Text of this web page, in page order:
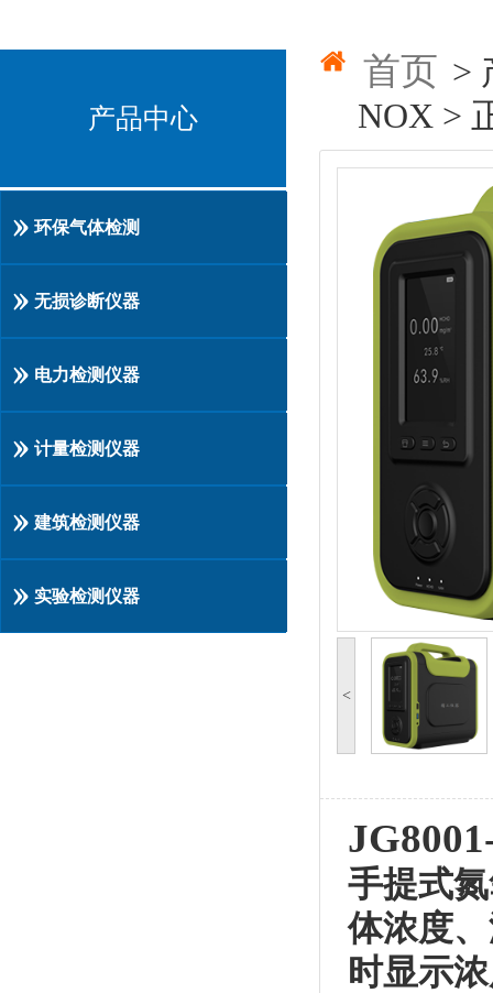
产品中心
环保气体检测
无损诊断仪器
电力检测仪器
计量检测仪器
建筑检测仪器
实验检测仪器
首页 >
NOX >
<
手提式
体浓度、
时显示